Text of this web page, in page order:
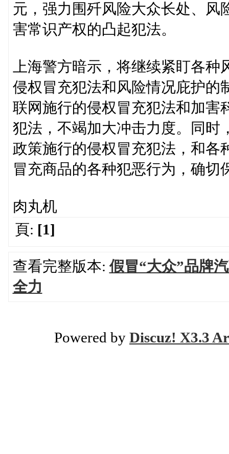
元，强力围歼风险大众长处、风
害常识产权的凸起犯法。
上海警方暗示，将继续紧盯各
侵权冒充犯法和风险情况庇护的
联网施行的侵权冒充犯法和加害
犯法，不竭加大冲击力度。同时
政策施行的侵权冒充犯法，和各
冒充商品的各种犯恶行为，确切
肉丸机
頁: [1]
查看完整版本:假冒“大众”品牌
全力
Powered by Discuz! X3.3